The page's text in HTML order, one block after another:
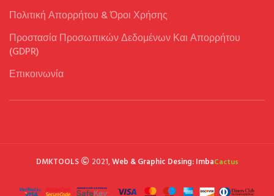
Πολιτική Απορρήτου & Όροι Χρήσης
Προστασία Προσωπικών Δεδομένων Και Απορρήτου
(GDPR)
Επικοινωνία
DMKTOOLS 2021,Web & Graphic Desing: ImbaCactus